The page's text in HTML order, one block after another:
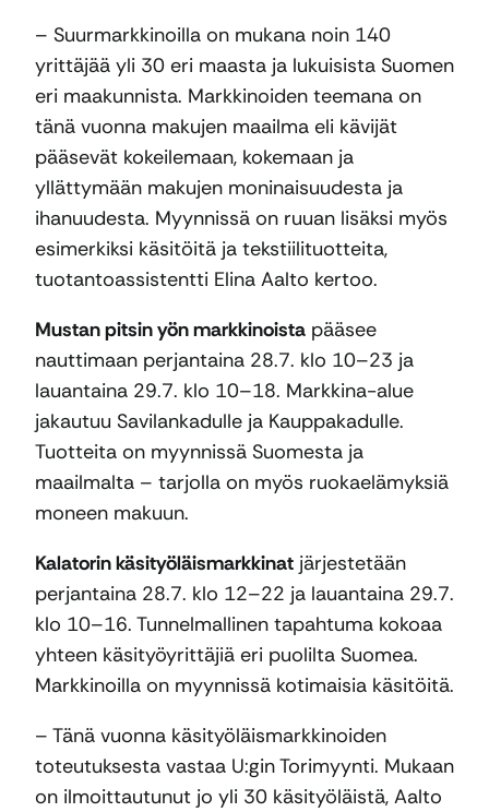
– Suurmarkkinoilla on mukana noin 140
yrittäjää yli 30 eri maasta ja lukuisista Suomen
eri maakunnista. Markkinoiden teemana on
tänä vuonna makujen maailma eli kävijät
pääsevät kokeilemaan, kokemaan ja
yllättymään makujen moninaisuudesta ja
ihanuudesta. Myynnissä on ruuan lisäksi myös
esimerkiksi käsitöitä ja tekstiilituotteita,
tuotantoassistentti Elina Aalto kertoo.
Mustan pitsin yön markkinoista pääsee
nauttimaan perjantaina 28.7. klo 10–23 ja
lauantaina 29.7. klo 10–18. Markkina-alue
jakautuu Savilankadulle ja Kauppakadulle.
Tuotteita on myynnissä Suomesta ja
maailmalta – tarjolla on myös ruokaelämyksiä
moneen makuun.
Kalatorin käsityöläismarkkinat järjestetään
perjantaina 28.7. klo 12–22 ja lauantaina 29.7.
klo 10–16. Tunnelmallinen tapahtuma kokoaa
yhteen käsityöyrittäjiä eri puolilta Suomea.
Markkinoilla on myynnissä kotimaisia käsitöitä.
– Tänä vuonna käsityöläismarkkinoiden
toteutuksesta vastaa U:gin Torimyynti. Mukaan
on ilmoittautunut jo yli 30 käsityöläistä, Aalto